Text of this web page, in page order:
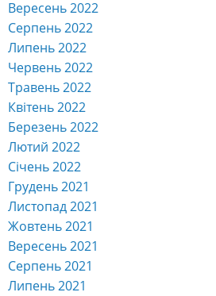
Вересень 2022
Серпень 2022
Липень 2022
Червень 2022
Травень 2022
Квітень 2022
Березень 2022
Лютий 2022
Січень 2022
Грудень 2021
Листопад 2021
Жовтень 2021
Вересень 2021
Серпень 2021
Липень 2021